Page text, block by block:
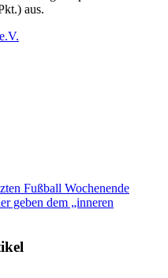
aus.
Fußball Wochenende
geben dem „inneren